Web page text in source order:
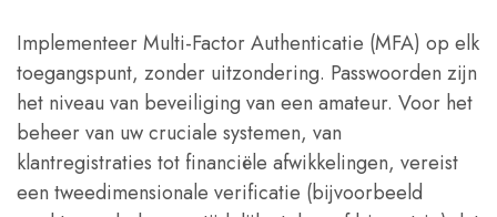
Implementeer Multi-Factor Authenticatie (MFA) op elk
toegangspunt, zonder uitzondering. Passwoorden zijn
het niveau van beveiliging van een amateur. Voor het
beheer van uw cruciale systemen, van
klantregistraties tot financiële afwikkelingen, vereist
een tweedimensionale verificatie (bijvoorbeeld